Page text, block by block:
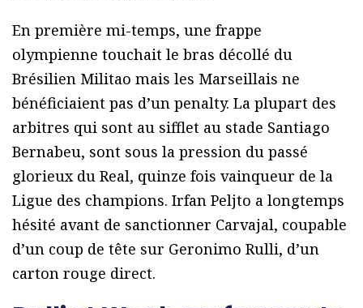
En première mi-temps, une frappe
olympienne touchait le bras décollé du
Brésilien Militao mais les Marseillais ne
bénéficiaient pas d’un penalty. La plupart des
arbitres qui sont au sifflet au stade Santiago
Bernabeu, sont sous la pression du passé
glorieux du Real, quinze fois vainqueur de la
Ligue des champions. Irfan Peljto a longtemps
hésité avant de sanctionner Carvajal, coupable
d’un coup de tête sur Geronimo Rulli, d’un
carton rouge direct.